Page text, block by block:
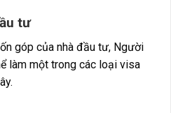
tư
góp của nhà đầu tư, Người
làm một trong các loại visa